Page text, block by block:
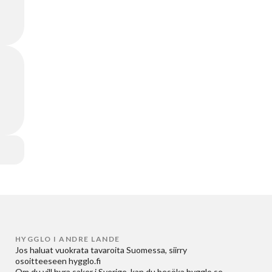
HYGGLO I ANDRE LANDE
Jos haluat vuokrata tavaroita Suomessa, siirry
osoitteeseen hygglo.fi